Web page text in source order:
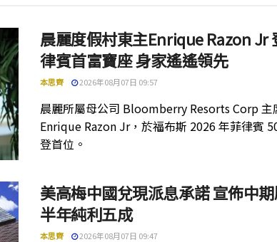
晨麗度假村東主Enrique Razon Jr
律賓首富寶座 身家遙遙領先
本思齊 2026年08月07日 09:57
晨麗所屬母公司 Bloomberry Resorts Corp 主
Enrique Razon Jr，於福布斯 2026 年菲律賓
登首位。
美高梅中國兌現派息承諾 宣佈中
半年純利五成
本思齊 2026年08月07日 09:47